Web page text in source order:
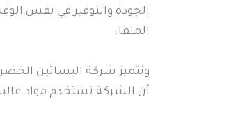
الجودة والتوفير في نفس
الملقا.
وتتميز شركة البساتين
أن الشركة تستخدم مواد